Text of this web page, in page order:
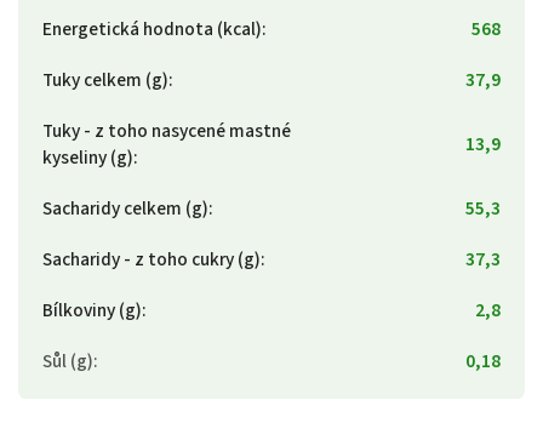
Energetická hodnota (kcal):
568
Tuky celkem (g):
37,9
Tuky - z toho nasycené mastné
kyseliny (g): 13,9
Sacharidy celkem (g):
55,3
Sacharidy - z toho cukry (g):
37,3
Bílkoviny (g):
2,8
Sůl (g): 0,18